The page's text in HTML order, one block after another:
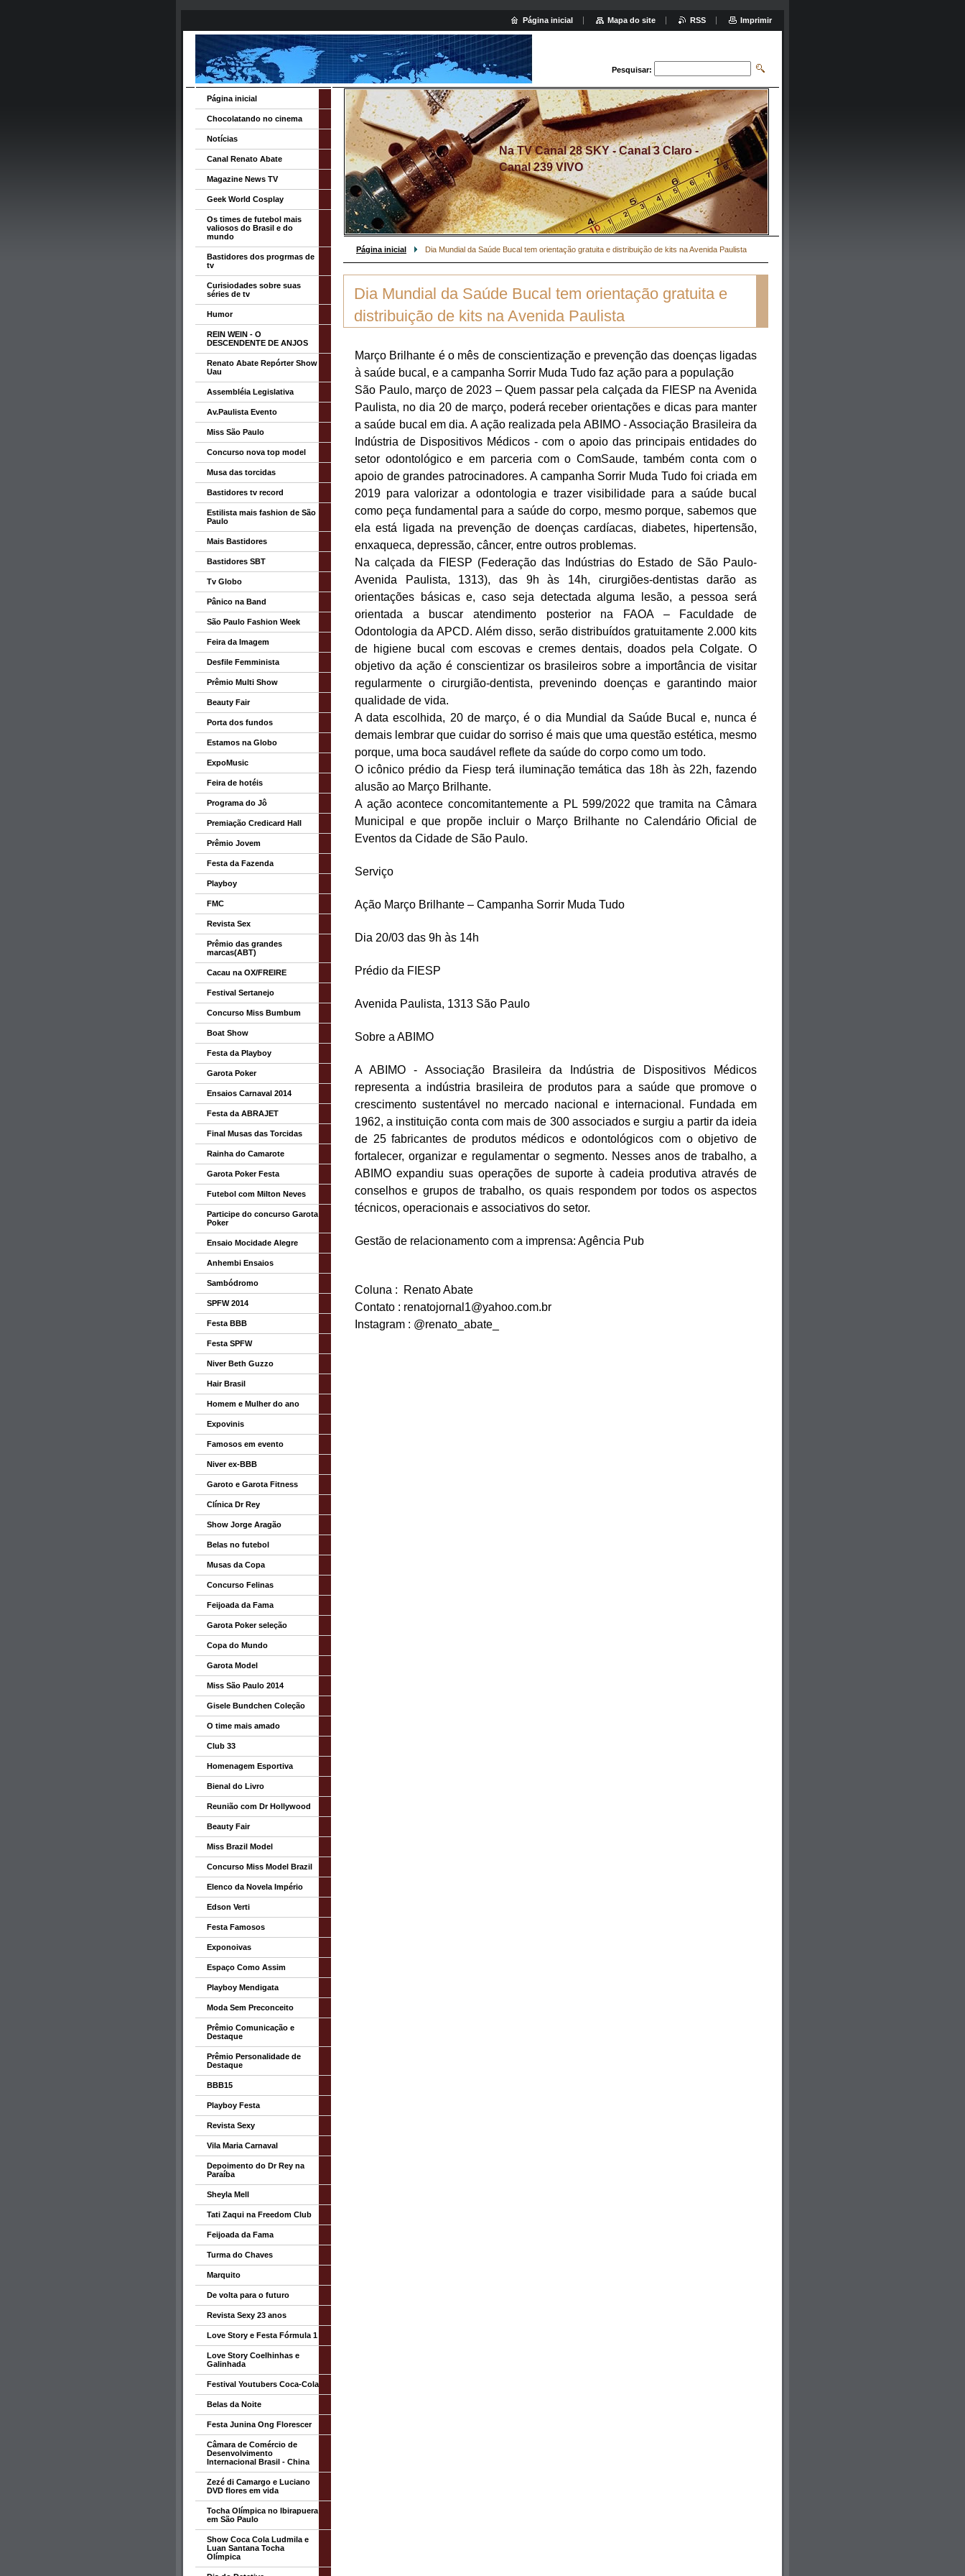
Pesquisar:
Na TV Canal 28 SKY - Canal 3 Claro -
Canal 239 VIVO
Página inicial Dia Mundial da Saúde Bucal tem orientação gratuita e distribuição de kits na Avenida Paulista
Dia Mundial da Saúde Bucal tem orientação gratuita e
distribuição de kits na Avenida Paulista
Março Brilhante é o mês de conscientização e prevenção das doenças ligadas
à saúde bucal, e a campanha Sorrir Muda Tudo faz ação para a população
São Paulo, março de 2023 – Quem passar pela calçada da FIESP na Avenida
Paulista, no dia 20 de março, poderá receber orientações e dicas para manter
a saúde bucal em dia. A ação realizada pela ABIMO - Associação Brasileira da
Indústria de Dispositivos Médicos - com o apoio das principais entidades do
setor odontológico e em parceria com o ComSaude, também conta com o
apoio de grandes patrocinadores. A campanha Sorrir Muda Tudo foi criada em
2019 para valorizar a odontologia e trazer visibilidade para a saúde bucal
como peça fundamental para a saúde do corpo, mesmo porque, sabemos que
ela está ligada na prevenção de doenças cardíacas, diabetes, hipertensão,
enxaqueca, depressão, câncer, entre outros problemas.
Na calçada da FIESP (Federação das Indústrias do Estado de São Paulo-
Avenida Paulista, 1313), das 9h às 14h, cirurgiões-dentistas darão as
orientações básicas e, caso seja detectada alguma lesão, a pessoa será
orientada a buscar atendimento posterior na FAOA – Faculdade de
Odontologia da APCD. Além disso, serão distribuídos gratuitamente 2.000 kits
de higiene bucal com escovas e cremes dentais, doados pela Colgate. O
objetivo da ação é conscientizar os brasileiros sobre a importância de visitar
regularmente o cirurgião-dentista, prevenindo doenças e garantindo maior
qualidade de vida.
A data escolhida, 20 de março, é o dia Mundial da Saúde Bucal e, nunca é
demais lembrar que cuidar do sorriso é mais que uma questão estética, mesmo
porque, uma boca saudável reflete da saúde do corpo como um todo.
O icônico prédio da Fiesp terá iluminação temática das 18h às 22h, fazendo
alusão ao Março Brilhante.
A ação acontece concomitantemente a PL 599/2022 que tramita na Câmara
Municipal e que propõe incluir o Março Brilhante no Calendário Oficial de
Eventos da Cidade de São Paulo.
Serviço
Ação Março Brilhante – Campanha Sorrir Muda Tudo
Dia 20/03 das 9h às 14h
Prédio da FIESP
Avenida Paulista, 1313 São Paulo
Sobre a ABIMO
A ABIMO - Associação Brasileira da Indústria de Dispositivos Médicos
representa a indústria brasileira de produtos para a saúde que promove o
crescimento sustentável no mercado nacional e internacional. Fundada em
1962, a instituição conta com mais de 300 associados e surgiu a partir da ideia
de 25 fabricantes de produtos médicos e odontológicos com o objetivo de
fortalecer, organizar e regulamentar o segmento. Nesses anos de trabalho, a
ABIMO expandiu suas operações de suporte à cadeia produtiva através de
conselhos e grupos de trabalho, os quais respondem por todos os aspectos
técnicos, operacionais e associativos do setor.
Gestão de relacionamento com a imprensa: Agência Pub
Coluna : Renato Abate
Contato : renatojornal1@yahoo.com.br
Instagram : @renato_abate_
Página inicial
Chocolatando no cinema
Notícias
Canal Renato Abate
Magazine News TV
Geek World Cosplay
Os times de futebol mais
valiosos do Brasil e do
mundo
Bastidores dos progrmas de
tv
Curisiodades sobre suas
séries de tv
Humor
REIN WEIN - O
DESCENDENTE DE ANJOS
Renato Abate Repórter Show
Uau
Assembléia Legislativa
Av.Paulista Evento
Miss São Paulo
Concurso nova top model
Musa das torcidas
Bastidores tv record
Estilista mais fashion de São
Paulo
Mais Bastidores
Bastidores SBT
Tv Globo
Pânico na Band
São Paulo Fashion Week
Feira da Imagem
Desfile Femminista
Prêmio Multi Show
Beauty Fair
Porta dos fundos
Estamos na Globo
ExpoMusic
Feira de hotéis
Programa do Jô
Premiação Credicard Hall
Prêmio Jovem
Festa da Fazenda
Playboy
FMC
Revista Sex
Prêmio das grandes
marcas(ABT)
Cacau na OX/FREIRE
Festival Sertanejo
Concurso Miss Bumbum
Boat Show
Festa da Playboy
Garota Poker
Ensaios Carnaval 2014
Festa da ABRAJET
Final Musas das Torcidas
Rainha do Camarote
Garota Poker Festa
Futebol com Milton Neves
Participe do concurso Garota
Poker
Ensaio Mocidade Alegre
Anhembi Ensaios
Sambódromo
SPFW 2014
Festa BBB
Festa SPFW
Niver Beth Guzzo
Hair Brasil
Homem e Mulher do ano
Expovinis
Famosos em evento
Niver ex-BBB
Garoto e Garota Fitness
Clínica Dr Rey
Show Jorge Aragão
Belas no futebol
Musas da Copa
Concurso Felinas
Feijoada da Fama
Garota Poker seleção
Copa do Mundo
Garota Model
Miss São Paulo 2014
Gisele Bundchen Coleção
O time mais amado
Club 33
Homenagem Esportiva
Bienal do Livro
Reunião com Dr Hollywood
Beauty Fair
Miss Brazil Model
Concurso Miss Model Brazil
Elenco da Novela Império
Edson Verti
Festa Famosos
Exponoivas
Espaço Como Assim
Playboy Mendigata
Moda Sem Preconceito
Prêmio Comunicação e
Destaque
Prêmio Personalidade de
Destaque
BBB15
Playboy Festa
Revista Sexy
Vila Maria Carnaval
Depoimento do Dr Rey na
Paraíba
Sheyla Mell
Tati Zaqui na Freedom Club
Feijoada da Fama
Turma do Chaves
Marquito
De volta para o futuro
Revista Sexy 23 anos
Love Story e Festa Fórmula 1
Love Story Coelhinhas e
Galinhada
Festival Youtubers Coca-Cola
Belas da Noite
Festa Junina Ong Florescer
Câmara de Comércio de
Desenvolvimento
Internacional Brasil - China
Zezé di Camargo e Luciano
DVD flores em vida
Tocha Olímpica no Ibirapuera
em São Paulo
Show Coca Cola Ludmila e
Luan Santana Tocha
Olímpica
Página inicial Mapa do site RSS Imprimir